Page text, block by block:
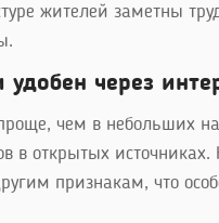
жителей заметны
через
чем в небольших
в открытых
признакам, что